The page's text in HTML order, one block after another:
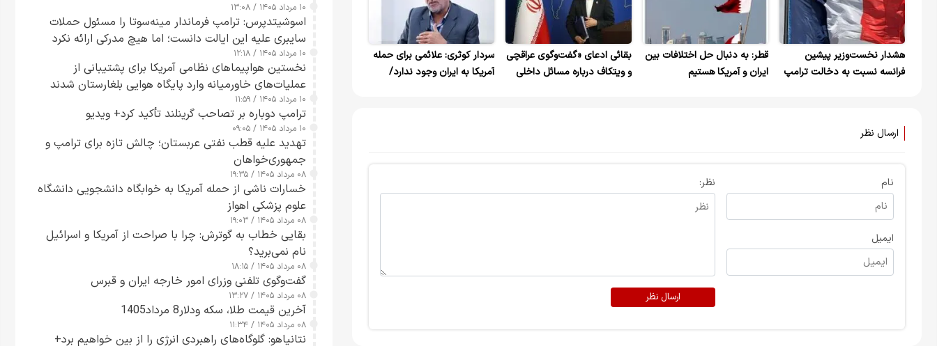
هشدار نخست‌وزیر پیشین
فرانسه نسبت به دخالت ترامپ
قطر: به دنبال حل اختلافات بین
ایران و آمریکا هستیم
بقائی ادعای «گفت‌وگوی عراقچی
و ویتکاف درباره مسائل داخلی
سردار کوثری: علائمی برای حمله
آمریکا به ایران وجود ندارد/
ارسال نظر
نام
ایمیل
نظر:
ارسال نظر
۱۰ مرداد ۱۴۰۵ / ۱۳:۰۸
اسوشیتدپرس: ترامپ فرماندار مینه‌سوتا را مسئول حملات
سایبری علیه این ایالت دانست؛ اما هیچ مدرکی ارائه نکرد
۱۰ مرداد ۱۴۰۵ / ۱۲:۱۸
نخستین هواپیماهای نظامی آمریکا برای پشتیبانی از
عملیات‌های خاورمیانه وارد پایگاه هوایی بلغارستان شدند
۱۰ مرداد ۱۴۰۵ / ۱۱:۵۹
ترامپ دوباره بر تصاحب گرینلند تأکید کرد+ ویدیو
۱۰ مرداد ۱۴۰۵ / ۰۹:۰۵
تهدید علیه قطب نفتی عربستان؛ چالش تازه برای ترامپ و
جمهوری‌خواهان
۰۸ مرداد ۱۴۰۵ / ۱۹:۳۵
خسارات ناشی از حمله آمریکا به خوابگاه دانشجویی دانشگاه
علوم پزشکی اهواز
۰۸ مرداد ۱۴۰۵ / ۱۹:۰۳
بقایی خطاب به گوترش: چرا با صراحت از آمریکا و اسرائیل
نام نمی‌برید؟
۰۸ مرداد ۱۴۰۵ / ۱۸:۱۵
گفت‌وگوی تلفنی وزرای امور خارجه ایران و قبرس
۰۸ مرداد ۱۴۰۵ / ۱۳:۲۷
آخرین قیمت طلا، سکه ودلار8 مرداد1405
۰۸ مرداد ۱۴۰۵ / ۱۱:۳۴
نتانیاهو: گلوگاه‌های راهبردی انرژی را از بین خواهیم برد+